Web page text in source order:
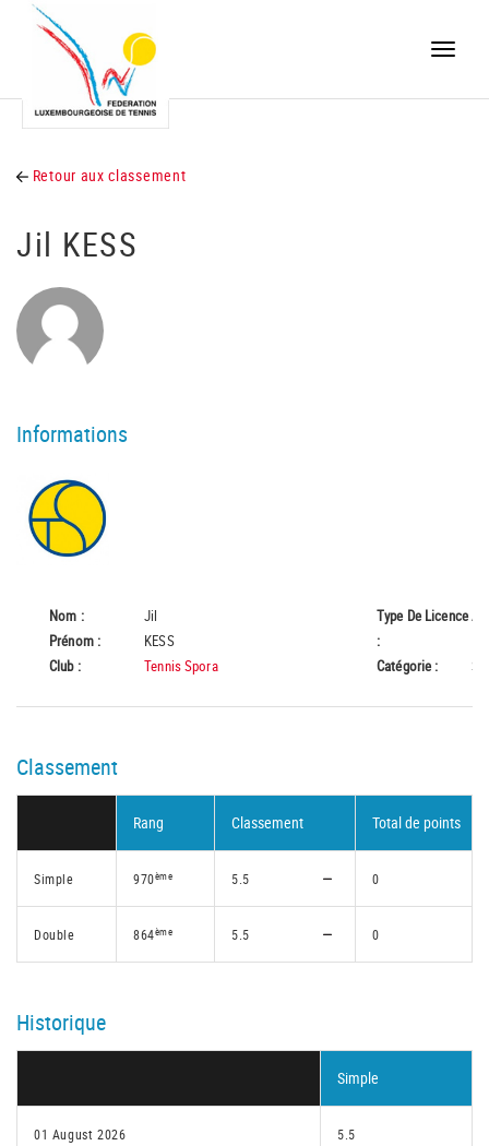
Toggle
Retour aux classement
Jil KESS
Informations
Nom :
Jil
Prénom :
KESS
Club :
Tennis Spora
Type De Licence
:
A
Catégorie :
Classement
Rang Classement Total de points
Simple 970ème 5.5 0
Double 864ème 5.5 0
Historique
Simple
01 August 2026 5.5